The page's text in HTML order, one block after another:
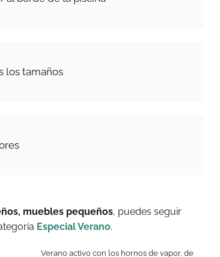
los tamaños
muebles pequeños, puedes seguir
Especial Verano.
Verano activo con los hornos de vapor, de